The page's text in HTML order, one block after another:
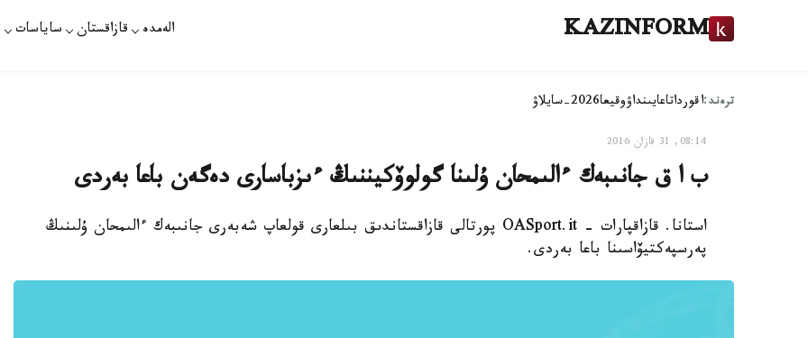
KAZINFORM الەمدە قازاقستان ساياسات
ترەند:اقورداتاعايىنداۋوقيعا2026-سايلاۋ
08:14, 31 قازان 2016
ب ا ق جانىبەك ءالىمحان ۇلىنا گولوۆكيننىڭ ءىزباسارى دەگەن باعا بەردى
استانا. قازاقپارات - OASport.it پورتالى قازاقستاندىق بىلعارى قولعاپ شەبەرى جانىبەك ءالىمحان ۇلىنىڭ
پەرسپەكتيۆاسىنا باعا بەردى.